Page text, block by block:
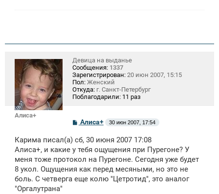
Алиса+
Девица на выданье
Сообщения: 1337
Зарегистрирован: 20 июн 2007, 15:15
Пол: Женский
Откуда: г. Санкт-Петербург
Поблагодарили: 11 раз
С
б
щ
н
и
Алиса+ 30 июн 2007, 17:54
Карима писал(а) сб, 30 июня 2007 17:08
Алиса+, и какие у тебя ощущения при Пурегоне? У
меня тоже протокол на Пурегоне. Сегодня уже будет
8 укол. Ощущения как перед месяными, но это не
боль. С четверга еще колю "Цетротид", это аналог
"Оргалутрана"